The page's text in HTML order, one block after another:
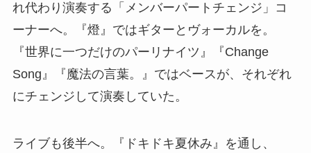
れ代わり演奏する「メンバーパートチェンジ」コ
ーナーへ。『燈』ではギターとヴォーカルを。
『世界に一つだけのパーリナイツ』『Change
Song』『魔法の言葉。』ではベースが、それぞれ
にチェンジして演奏していた。
ライブも後半へ。『ドキドキ夏休み』を通し、